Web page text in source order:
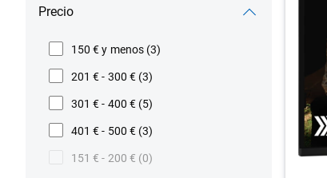
Precio
150 € y menos (3)
201 € - 300 € (3)
301 € - 400 € (5)
401 € - 500 € (3)
151 € - 200 € (0)